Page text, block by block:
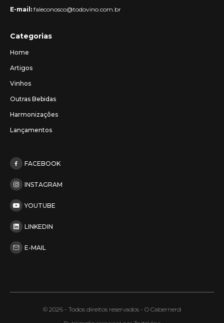
E-mail: faleconosco@todovino.com.br
Categorias
Home
Artigos
Vinhos
Outras Bebidas
Harmonizações
Lançamentos
FACEBOOK
INSTAGRAM
YOUTUBE
LINKEDIN
E-MAIL
© 2026 - Todos direitos reservados - O Cabernerd